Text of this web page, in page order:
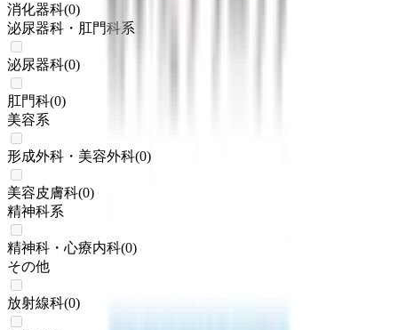
消化器科(0)
泌尿器科・肛門科系
泌尿器科(0)
肛門科(0)
美容系
形成外科・美容外科(0)
美容皮膚科(0)
精神科系
精神科・心療内科(0)
その他
放射線科(0)